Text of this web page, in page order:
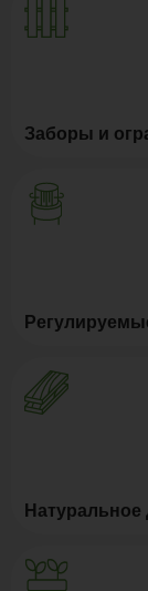
Заборы и
Натуральное